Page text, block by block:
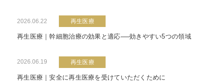
2026.06.22 再生医療
再生医療｜幹細胞治療の効果と適応──効きやすい5つの領域
2026.06.19 再生医療
再生医療｜安全に再生医療を受けていただくために